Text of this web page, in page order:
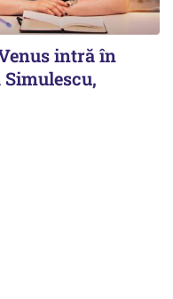
intră în